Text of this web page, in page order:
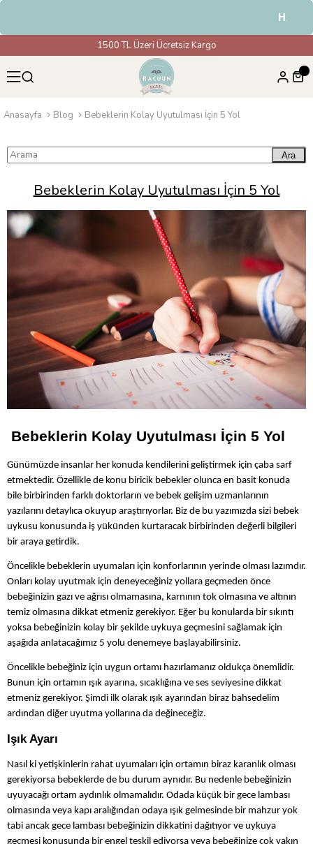
1500 TL Üzeri Ücretsiz Kargo
Anasayfa Blog Bebeklerin Kolay Uyutulması İçin 5 Yol
Ara
Bebeklerin Kolay Uyutulması İçin 5 Yol
Bebeklerin Kolay Uyutulması İçin 5 Yol
Günümüzde insanlar her konuda kendilerini geliştirmek için çaba sarf
etmektedir. Özellikle de konu biricik bebekler olunca en basit konuda
bile birbirinden farklı doktorların ve bebek gelişim uzmanlarının
yazılarını detaylıca okuyup araştırıyorlar. Biz de bu yazımızda sizi bebek
uykusu konusunda iş yükünden kurtaracak birbirinden değerli bilgileri
bir araya getirdik.
Öncelikle bebeklerin uyumaları için konforlarının yerinde olması lazımdır.
Onları kolay uyutmak için deneyeceğiniz yollara geçmeden önce
bebeğinizin gazı ve ağrısı olmamasına, karnının tok olmasına ve altının
temiz olmasına dikkat etmeniz gerekiyor. Eğer bu konularda bir sıkıntı
yoksa bebeğinizin kolay bir şekilde uykuya geçmesini sağlamak için
aşağıda anlatacağımız 5 yolu denemeye başlayabilirsiniz.
Öncelikle bebeğiniz için uygun ortamı hazırlamanız oldukça önemlidir.
Bunun için ortamın ışık ayarına, sıcaklığına ve ses seviyesine dikkat
etmeniz gerekiyor. Şimdi ilk olarak ışık ayarından biraz bahsedelim
ardından diğer uyutma yollarına da değineceğiz.
Işık Ayarı
Nasıl ki yetişkinlerin rahat uyumaları için ortamın biraz karanlık olması
gerekiyorsa bebeklerde de bu durum aynıdır. Bu nedenle bebeğinizin
uyuyacağı ortam aydınlık olmamalıdır. Odada küçük bir gece lambası
olmasında veya kapı aralığından odaya ışık gelmesinde bir mahzur yok
tabi ancak gece lambası bebeğinizin dikkatini dağıtıyor ve uykuya
geçmesi konusunda bir engel teşkil ediyorsa veya bebeğinize çok yakın